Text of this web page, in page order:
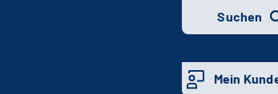
Suchen
Mein